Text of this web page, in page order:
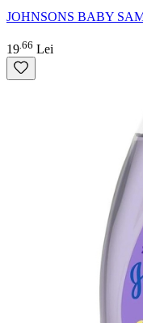
JOHNSONS BABY
19 66 Lei